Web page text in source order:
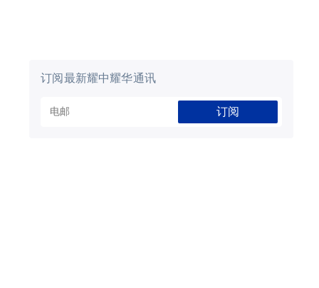
订阅最新耀中耀华通讯
订阅